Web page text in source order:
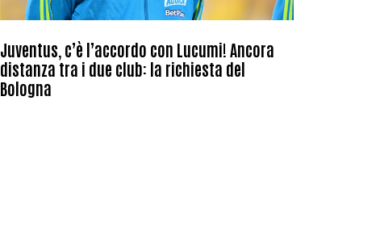
Juventus, c’è l’accordo con Lucumi! Ancora
distanza tra i due club: la richiesta del
Bologna